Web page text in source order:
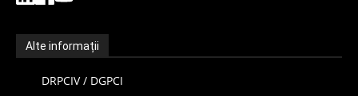
Alte informații
DRPCIV / DGPCI